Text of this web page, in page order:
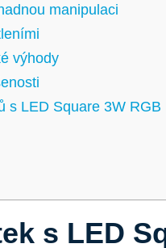
manipulaci
výhody
s LED Square 3W RGB
s LED